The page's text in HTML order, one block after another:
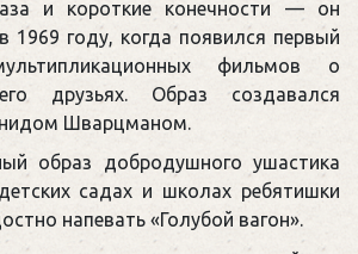
и короткие конечности — он
1969 году, когда появился первый
фильмов о
друзьях. Образ создавался
Шварцманом.
образ добродушного ушастика
садах и школах ребятишки
напевать «Голубой вагон».